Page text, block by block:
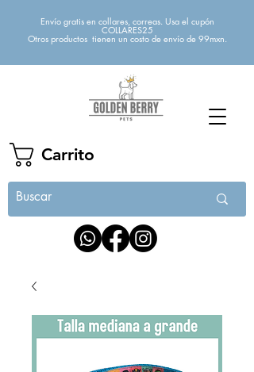
Carrito
Envío gratis en collares, correas. Usa el cupón
COLLARES25
Otros productos tienen un costo de envío de 99mxn.